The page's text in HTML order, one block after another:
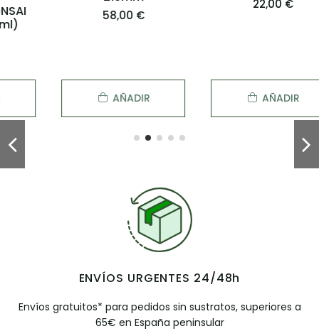
58,00 €
AÑADIR
22,00 €
AÑADIR
ENVÍOS URGENTES 24/48h
Envíos gratuitos* para pedidos sin sustratos, superiores a
65€ en España peninsular